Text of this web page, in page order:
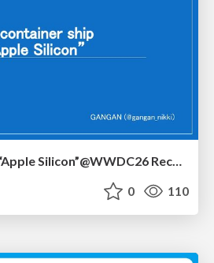
0 110